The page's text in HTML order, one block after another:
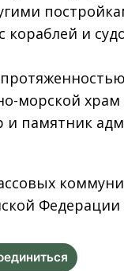
кораблей и
морской храм
и памятник
Федерации